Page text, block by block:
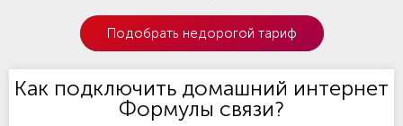
Подобрать недорогой тариф
Как подключить домашний интернет
Формулы связи?